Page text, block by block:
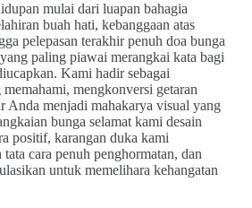
mulai dari luapan bahagia
buah hati, kebanggaan atas
pelepasan terakhir penuh doa bunga
paling piawai merangkai kata bagi
Kami hadir sebagai
mengkonversi getaran
Anda menjadi mahakarya visual yang
bunga selamat kami desain
positif, karangan duka kami
cara penuh penghormatan, dan
untuk memelihara kehangatan